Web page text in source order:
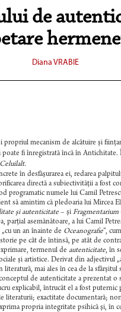
de
Diana VRABIE
propriul mecanism de alcătuire şi
fi înregistrată încă în Antichitate.
în desfăşurarea ei, redarea
directă a subiectivităţii a fost
programatic numele lui Camil
să amintim că pledoaria lui Mircea
şi autenticitate– şi Fragmentarium
parţial asemănătoare, a lui Camil
un an înainte de Oceanografie”,
pe cât de întinsă, pe atât de
termenul de autenticitate, în
şi artistice. Derivat din adjectivul
mai ales în cea de la
de autenticitate a prezentat
explicabil, întrucât el a fost
literaturii; exactitate documentară;
propria integritate psihică şi, în